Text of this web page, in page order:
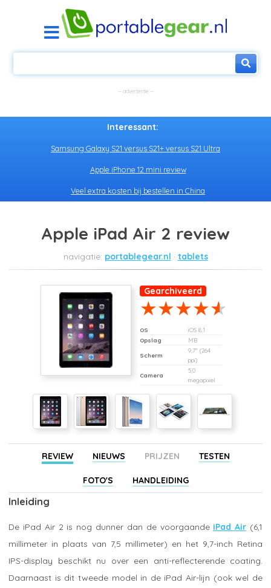
Interessant:
Samsung Galaxy S21 versus S21+ versus S21 Ultra
Apple iPhone 12 mini review
Veel extra kosten bij bestellen in China
Apple iPad Air 2 review
portablegear.nl tablets
Gearchiveerd
OS
iOS 8.1
Opslag
MB
Scherm
9,7" (264
ppi)
Camera
5,0
megapixel
REVIEW NIEUWS PRIJZEN TESTEN
FOTO'S HANDLEIDING
Inleiding
De iPad Air 2 is nog dunner dan de voorgaande iPad Air (6,1
millimeter in plaats van 7,5 millimeter) en het 9,7-inch Retina
IPS-display beschikt nu over een anti-reflecterende coating.
Daarnaast is dit tweede model in de iPad Air-lijn (ook wel de